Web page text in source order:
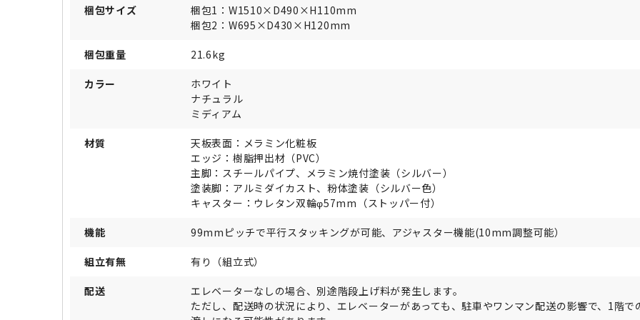
梱包サイズ
梱包1：W1510×D490×H110mm
梱包2：W695×D430×H120mm
梱包重量 21.6kg
カラー
ホワイト
ナチュラル
ミディアム
材質
天板表面：メラミン化粧板
エッジ：樹脂押出材（PVC）
主脚：スチールパイプ、メラミン焼付塗装（シルバー）
塗装脚：アルミダイカスト、粉体塗装（シルバー色）
キャスター：ウレタン双輪φ57mm（ストッパー付）
機能 99mmピッチで平行スタッキングが可能、アジャスター機能(10mm調整可能）
組立有無 有り（組立式）
配送
エレベーターなしの場合、別途階段上げ料が発生します。
ただし、配送時の状況により、エレベーターがあっても、駐車やワンマン配送の影響で、1階で